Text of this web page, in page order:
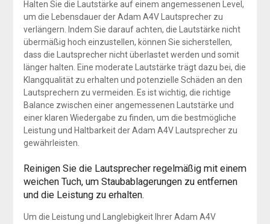
Halten Sie die Lautstärke auf einem angemessenen Level,
um die Lebensdauer der Adam A4V Lautsprecher zu
verlängern. Indem Sie darauf achten, die Lautstärke nicht
übermäßig hoch einzustellen, können Sie sicherstellen,
dass die Lautsprecher nicht überlastet werden und somit
länger halten. Eine moderate Lautstärke trägt dazu bei, die
Klangqualität zu erhalten und potenzielle Schäden an den
Lautsprechern zu vermeiden. Es ist wichtig, die richtige
Balance zwischen einer angemessenen Lautstärke und
einer klaren Wiedergabe zu finden, um die bestmögliche
Leistung und Haltbarkeit der Adam A4V Lautsprecher zu
gewährleisten.
Reinigen Sie die Lautsprecher regelmäßig mit einem
weichen Tuch, um Staubablagerungen zu entfernen
und die Leistung zu erhalten.
Um die Leistung und Langlebigkeit Ihrer Adam A4V